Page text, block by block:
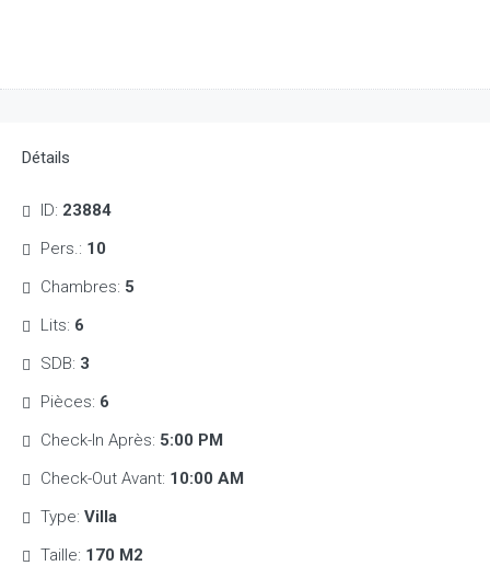
Détails
ID: 23884
Pers.: 10
Chambres: 5
Lits: 6
SDB: 3
Pièces: 6
Check-In Après: 5:00 PM
Check-Out Avant: 10:00 AM
Type: Villa
Taille: 170 M2